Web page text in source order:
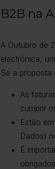
B2B na
A Outubro de
electrónica,
Se a proposta
As
cumprir
Estão
Dados)
É